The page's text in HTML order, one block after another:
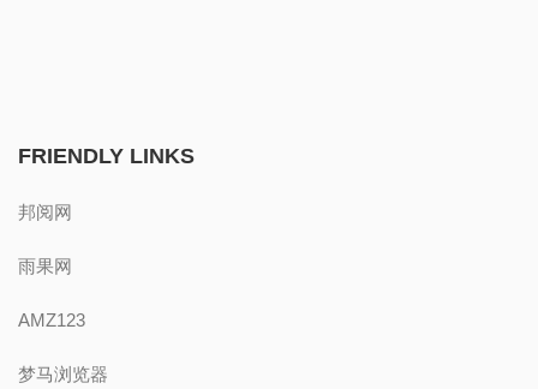
梦马浏览器
lucky bear казино
添加SEO顾问微信